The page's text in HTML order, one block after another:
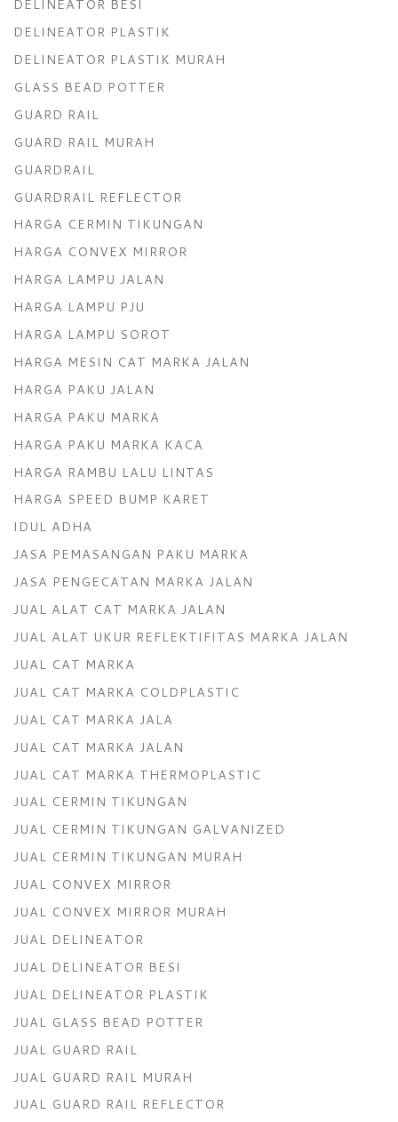
DELINEATOR BESI
DELINEATOR PLASTIK
DELINEATOR PLASTIK MURAH
GLASS BEAD POTTER
GUARD RAIL
GUARD RAIL MURAH
GUARDRAIL
GUARDRAIL REFLECTOR
HARGA CERMIN TIKUNGAN
HARGA CONVEX MIRROR
HARGA LAMPU JALAN
HARGA LAMPU PJU
HARGA LAMPU SOROT
HARGA MESIN CAT MARKA JALAN
HARGA PAKU JALAN
HARGA PAKU MARKA
HARGA PAKU MARKA KACA
HARGA RAMBU LALU LINTAS
HARGA SPEED BUMP KARET
IDUL ADHA
JASA PEMASANGAN PAKU MARKA
JASA PENGECATAN MARKA JALAN
JUAL ALAT CAT MARKA JALAN
JUAL ALAT UKUR REFLEKTIFITAS MARKA JALAN
JUAL CAT MARKA
JUAL CAT MARKA COLDPLASTIC
JUAL CAT MARKA JALA
JUAL CAT MARKA JALAN
JUAL CAT MARKA THERMOPLASTIC
JUAL CERMIN TIKUNGAN
JUAL CERMIN TIKUNGAN GALVANIZED
JUAL CERMIN TIKUNGAN MURAH
JUAL CONVEX MIRROR
JUAL CONVEX MIRROR MURAH
JUAL DELINEATOR
JUAL DELINEATOR BESI
JUAL DELINEATOR PLASTIK
JUAL GLASS BEAD POTTER
JUAL GUARD RAIL
JUAL GUARD RAIL MURAH
JUAL GUARD RAIL REFLECTOR